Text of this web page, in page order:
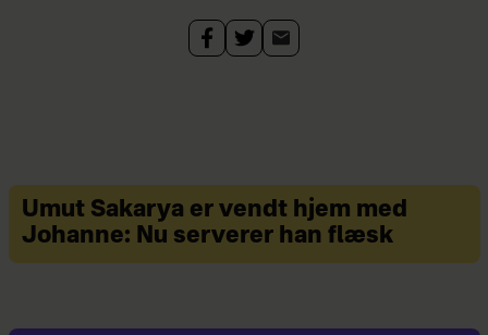
Umut Sakarya er vendt hjem med
Johanne: Nu serverer han flæsk